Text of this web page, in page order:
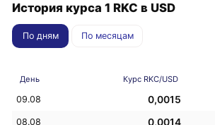
История курса 1 RKC в USD
По дням По месяцам
День Курс RKC/USD
09.08 0,0015
08.08 0,0014